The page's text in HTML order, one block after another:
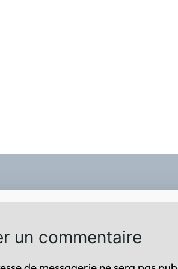
un commentaire